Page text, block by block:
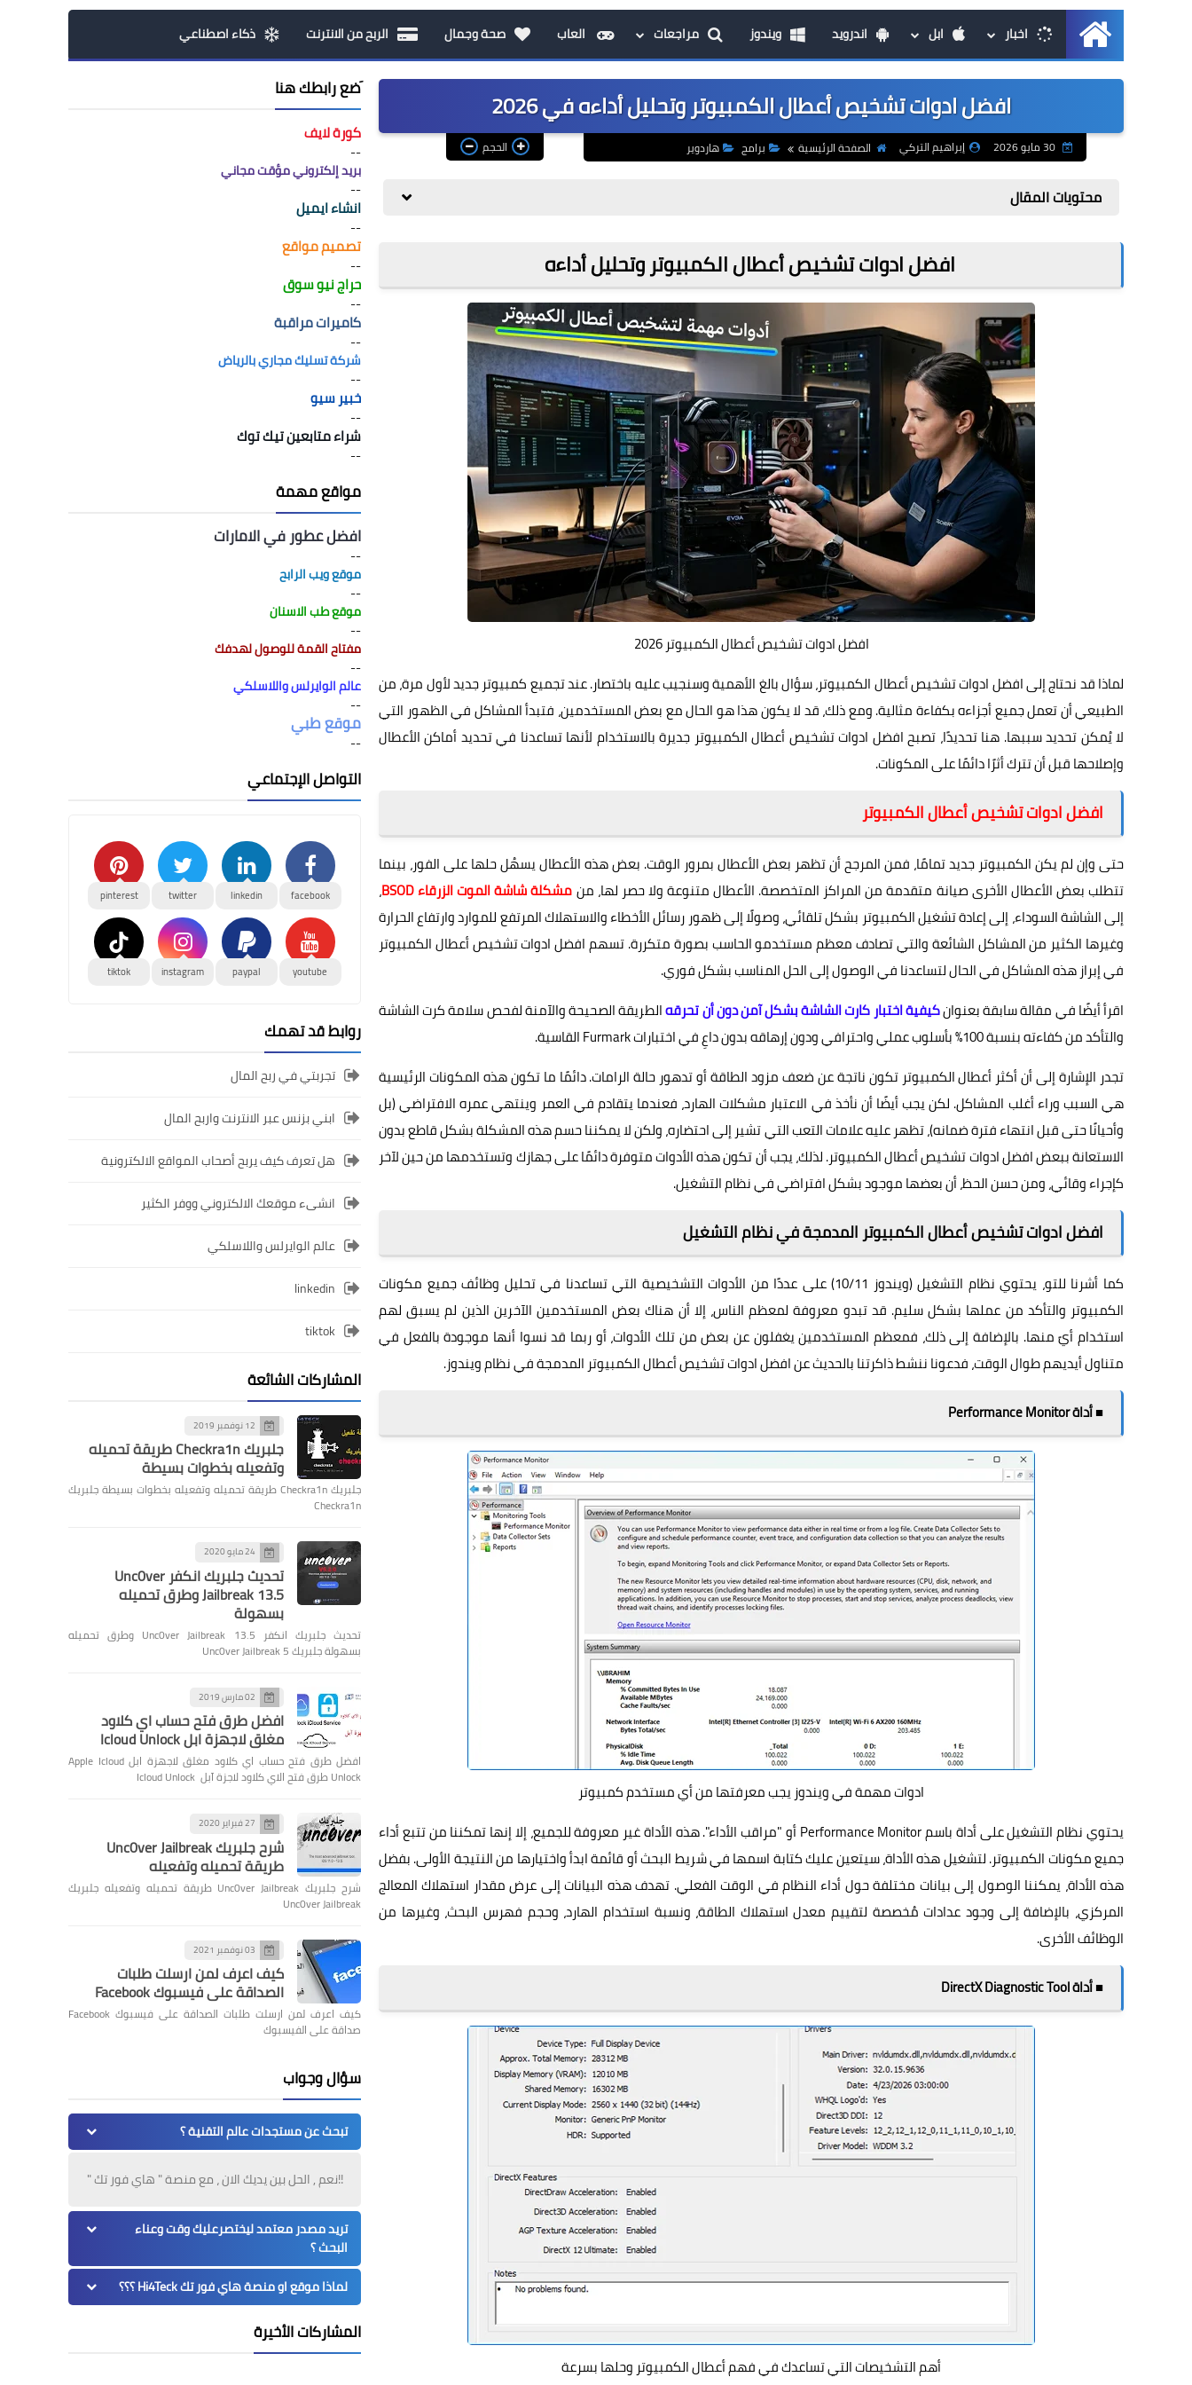
الرئيسيةاخبار ابل اندرويد ويندوز مراجعات العاب صحة وجمال الربح من الانترنت ذكاء اصطناعي
افضل ادوات تشخيص أعطال الكمبيوتر وتحليل أداءه في 2026
إبراهيم التركي الصفحة الرئيسية برامج هاردوير الحجم
محتويات المقال
افضل ادوات تشخيص أعطال الكمبيوتر وتحليل أداءه
افضل ادوات تشخيص أعطال الكمبيوتر 2026
لماذا قد نحتاج إلى افضل ادوات تشخيص أعطال الكمبيوتر، سؤال بالغ الأهمية وسنجيب عليه باختصار. عند تجميع كمبيوتر جديد لأول مرة، من
الطبيعي أن تعمل جميع أجزاءه بكفاءة مثالية. ومع ذلك، قد لا يكون هذا هو الحال مع بعض المستخدمين، فتبدأ المشاكل في الظهور التي
لا يُمكن تحديد سببها. هنا تحديدًا، تصبح افضل ادوات تشخيص أعطال الكمبيوتر جديرة بالاستخدام لأنها تساعدنا في تحديد أماكن الأعطال
وإصلاحها قبل أن تترك أثرًا دائمًا على المكونات.
افضل ادوات تشخيص أعطال الكمبيوتر
حتى وإن لم يكن الكمبيوتر جديد تمامًا، فمن المرجح أن تظهر بعض الأعطال بمرور الوقت. بعض هذه الأعطال يسهُل حلها على الفور، بينما
تتطلب بعض الأعطال الأخرى صيانة متقدمة من المراكز المتخصصة. الأعطال متنوعة ولا حصر لها، منمشكلة شاشة الموت الزرقاء BSOD
،
إلى الشاشة السوداء، إلى إعادة تشغيل الكمبيوتر بشكل تلقائي، وصولًا إلى ظهور رسائل الأخطاء والاستهلاك المرتفع للموارد وارتفاع الحرارة
وغيرها الكثير من المشاكل الشائعة والتي تصادف معظم مستخدمو الحاسب بصورة متكررة. تسهم افضل ادوات تشخيص أعطال الكمبيوتر
في إبراز هذه المشاكل في الحال لتساعدنا في الوصول إلى الحل المناسب بشكل فوري.
اقرأ أيضًا في مقالة سابقة بعنوانكيفية اختبار كارت الشاشة بشكل آمن دون أن تحرقهالطريقة الصحيحة والآمنة لفحص سلامة كرت الشاشة
والتأكد من كفاءته بنسبة 100% بأسلوب عملي واحترافي ودون إرهاقه بدون داعِ في اختبارات Furmark القاسية.
تجدر الإشارة إلى أن أكثر أعطال الكمبيوتر تكون ناتجة عن ضعف مزود الطاقة أو تدهور حالة الرامات. دائمًا ما تكون هذه المكونات الرئيسية
هي السبب وراء أغلب المشاكل. لكن يجب أيضًا أن نأخذ في الاعتبار مشكلات الهارد، فعندما يتقادم في العمر وينتهي عمره الافتراضي (بل
وأحيانًا حتى قبل انتهاء فترة ضمانه)، تظهر عليه علامات التعب التي تشير إلى احتضاره، ولكن لا يمكننا حسم هذه المشكلة بشكل قاطع بدون
الاستعانة ببعض افضل ادوات تشخيص أعطال الكمبيوتر. لذلك، يجب أن تكون هذه الأدوات متوفرة دائمًا على جهازك وتستخدمها من حين لآخر
كإجراء وقائي، ومن حسن الحظ، أن بعضها موجود بشكل افتراضي في نظام التشغيل.
افضل ادوات تشخيص أعطال الكمبيوتر المدمجة في نظام التشغيل
كما أشرنا للتو، يحتوي نظام التشغيل (ويندوز 10/11) على عددًا من الأدوات التشخيصية التي تساعدنا في تحليل وظائف جميع مكونات
الكمبيوتر والتأكد من عملها بشكل سليم. قد تبدو معروفة لمعظم الناس، إلا أن هناك بعض المستخدمين الآخرين الذين لم يسبق لهم
استخدام أيً منها. بالإضافة إلى ذلك، فمعظم المستخدمين يغفلون عن بعض من تلك الأدوات، أو ربما قد نسوا أنها موجودة بالفعل في
متناول أيديهم طوال الوقت، فدعونا ننشط ذاكرتنا بالحديث عن افضل ادوات تشخيص أعطال الكمبيوتر المدمجة في نظام ويندوز.
■ أداة Performance Monitor
ادوات مهمة في ويندوز يجب معرفتها من أي مستخدم كمبيوتر
يحتوي نظام التشغيل على أداة باسم Performance Monitor أو "مراقب الأداء". هذه الأداة غير معروفة للجميع، إلا إنها تمكننا من تتبع أداء
جميع مكونات الكمبيوتر. لتشغيل هذه الأداة، سيتعين عليك كتابة اسمها في شريط البحث أو قائمة ابدأ واختيارها من النتيجة الأولى. بفضل
هذه الأداة، يمكننا الوصول إلى بيانات مختلفة حول أداء النظام في الوقت الفعلي. تهدف هذه البيانات إلى عرض مقدار استهلاك المعالج
المركزي، بالإضافة إلى وجود عدادات مُخصصة لتقييم معدل استهلاك الطاقة، ونسبة استخدام الهارد، وحجم فهرس البحث، وغيرها من
الوظائف الأخرى.
■ أداة DirectX Diagnostic Tool
أهم التشخيصات التي تساعدك في فهم أعطال الكمبيوتر وحلها بسرعة
َضع رابطك هنا
كورة لايف
--
بريد إلكتروني مؤقت مجاني
--
انشاء ايميل
--
تصميم مواقع
--
حراج نيو سوق
--
كاميرات مراقبة
--
شركة تسليك مجاري بالرياض
--
خبير سيو
--
شراء متابعين تيك توك
--
مواقع مهمة
افضل عطور في الامارات
--
موقع ويب الرابح
--
موقع طب الاسنان
--
مفتاح القمة للوصول لهدفك
--
عالم الوايرلس واللاسلكي
--
موقع طبي
--
التواصل الإجتماعي
facebook
linkedin
twitter
pinterest
youtube
paypal
instagram
tiktok
روابط قد تهمك
تجربتي في ربح المال
ابني بزنس عبر الانترنت واربح المال
هل تعرف كيف يربح أصحاب المواقع الالكترونية
انشىء موقعك الالكتروني ووفر الكثير
عالم الوايرلس واللاسلكي
linkedin
tiktok
المشاركات الشائعة
12 نوفمبر 2019
جلبريك Checkra1n طريقة تحميله
وتفعيله بخطوات بسيطة
جلبريك Checkra1n طريقة تحميله وتفعيله بخطوات بسيطة جلبريك
Checkra1n
24 مايو 2020
تحديث جلبريك انكفر Unc0ver
Jailbreak 13.5 وطرق تحميله
بسهولة
تحديث جلبريك انكفر Unc0ver Jailbreak 13.5 وطرق تحميله
بسهولة جلبريك Unc0ver Jailbreak 5
02 مارس 2019
افضل طرق فتح حساب اي كلاود
مغلق لاجهزة ابل Icloud Unlock
افضل طرق فتح حساب اي كلاود مغلق لاجهزة ابل Apple Icloud
Unlock طرق فتح الاي كلاود لاجزة آبل Icloud Unlock
27 فبراير 2020
شرح جلبريك Unc0ver Jailbreak
طريقة تحميله وتفعيله
شرح جلبريك Unc0ver Jailbreak طريقة تحميله وتفعيله جلبريك
Unc0ver Jailbreak
03 نوفمبر 2021
كيف اعرف لمن ارسلت طلبات
الصداقة على فيسبوك Facebook
كيف اعرف لمن ارسلت طلبات الصداقة على فيسبوك Facebook
صداقة على الفيسبوك
سؤال وجواب
تبحث عن مستجدات عالم التقنية ؟
!!نعم , الحل بين يديك الان ، مع منصة " هاي فور تك "
تريد مصدر معتمد ليختصرعليك وقت وعناء
البحث ؟
لماذا موقع او منصة هاي فور تك Hi4Teck ؟؟؟
المشاركات الأخيرة